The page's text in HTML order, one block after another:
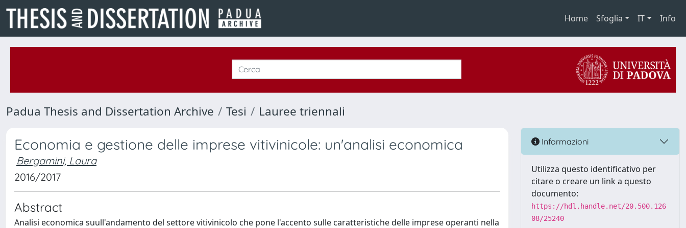
Home Sfoglia IT Info
Padua Thesis and Dissertation Archive Tesi Lauree triennali
Economia e gestione delle imprese vitivinicole: un'analisi economica
Bergamini, Laura
2016/2017
Abstract
Analisi economica suull'andamento del settore vitivinicolo che pone l'accento sulle caratteristiche delle imprese operanti nella
Informazioni
Utilizza questo identificativo per
citare o creare un link a questo
documento:
https://hdl.handle.net/20.500.126
08/25240